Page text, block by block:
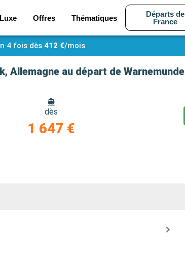
Luxe Offres Thématiques
Départs de
France
4 fois dès 412 €/mois
Allemagne au départ de Warnemunde
dès
1 647 €